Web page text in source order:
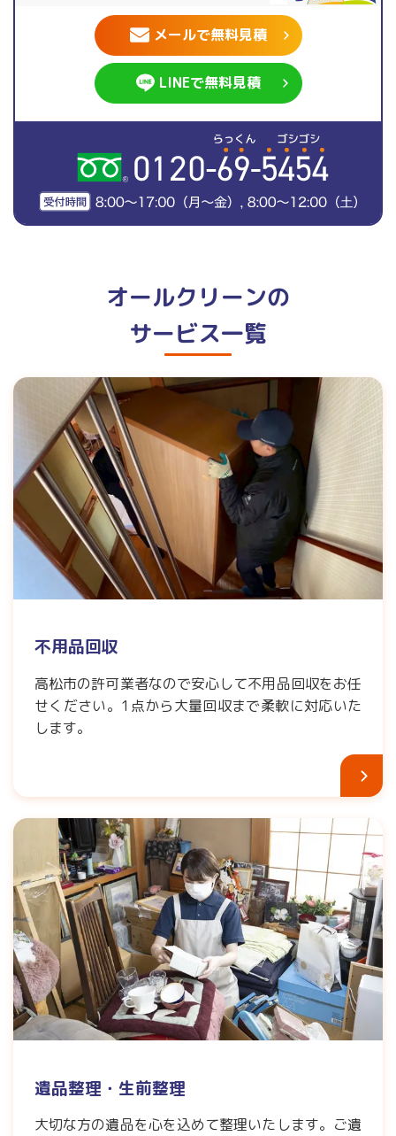
メールで無料見積
LINEで無料見積
オールクリーンの
サービス一覧
不用品回収
高松市の許可業者なので安心して不用品回収をお任
せください。1点から大量回収まで柔軟に対応いた
します。
遺品整理・生前整理
大切な方の遺品を心を込めて整理いたします。ご遺